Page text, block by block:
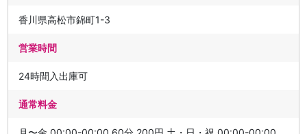
香川県高松市錦町1-3
営業時間
24時間入出庫可
通常料金